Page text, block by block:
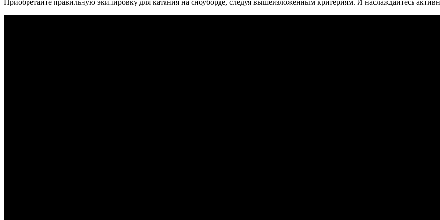
Приобретайте правильную экипировку для катания на сноуборде, следуя вышеизложенным критериям. И наслаждайтесь